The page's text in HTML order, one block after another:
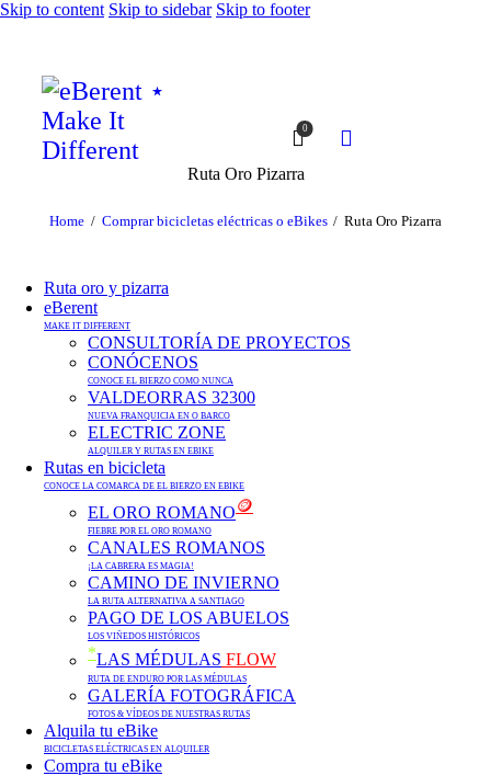
Skip to content Skip to sidebar Skip to footer
0
Ruta Oro Pizarra
Home Comprar bicicletas eléctricas o eBikes Ruta Oro Pizarra
Ruta oro y pizarra
eBerent
MAKE IT DIFFERENT
CONSULTORÍA DE PROYECTOS
CONÓCENOS
CONOCE EL BIERZO COMO NUNCA
VALDEORRAS 32300
NUEVA FRANQUICIA EN O BARCO
ELECTRIC ZONE
ALQUILER Y RUTAS EN EBIKE
Rutas en bicicleta
CONOCE LA COMARCA DE EL BIERZO EN EBIKE
EL ORO ROMANO🪙
FIEBRE POR EL ORO ROMANO
CANALES ROMANOS
¡LA CABRERA ES MAGIA!
CAMINO DE INVIERNO
LA RUTA ALTERNATIVA A SANTIAGO
PAGO DE LOS ABUELOS
LOS VIÑEDOS HISTÓRICOS
*LAS MÉDULAS FLOW
RUTA DE ENDURO POR LAS MÉDULAS
GALERÍA FOTOGRÁFICA
FOTOS & VÍDEOS DE NUESTRAS RUTAS
Alquila tu eBike
BICICLETAS ELÉCTRICAS EN ALQUILER
Compra tu eBike